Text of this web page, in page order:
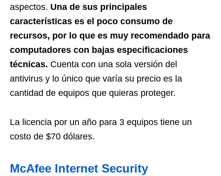
aspectos. Una de sus principales
características es el poco consumo de
recursos, por lo que es muy recomendado para
computadores con bajas especificaciones
técnicas. Cuenta con una sola versión del
antivirus y lo único que varía su precio es la
cantidad de equipos que quieras proteger.
La licencia por un año para 3 equipos tiene un
costo de $70 dólares.
McAfee Internet Security